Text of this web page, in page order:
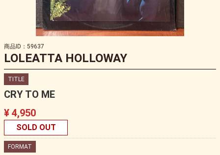
商品ID：59637
LOLEATTA HOLLOWAY
TITLE
CRY TO ME
¥ 4,950
SOLD OUT
FORMAT